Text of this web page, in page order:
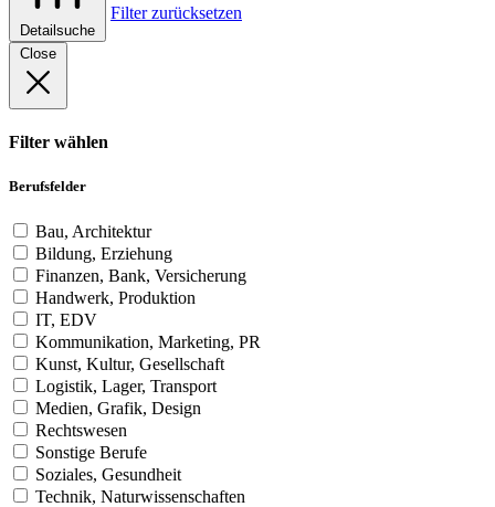
Detailsuche
Filter zurücksetzen
Close
Filter wählen
Berufsfelder
Bau, Architektur
Bildung, Erziehung
Finanzen, Bank, Versicherung
Handwerk, Produktion
IT, EDV
Kommunikation, Marketing, PR
Kunst, Kultur, Gesellschaft
Logistik, Lager, Transport
Medien, Grafik, Design
Rechtswesen
Sonstige Berufe
Soziales, Gesundheit
Technik, Naturwissenschaften